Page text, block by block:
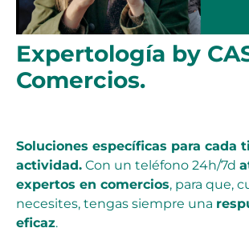
Expertología by
Comercios.
Soluciones específicas para cada
actividad. Con un teléfono 24h/7d
expertos en comercios, para que,
necesites, tengas siempre una
eficaz.